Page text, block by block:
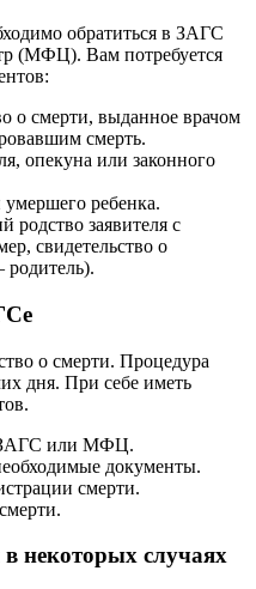
обратиться в ЗАГС
(МФЦ). Вам потребуется
о смерти, выданное врачом
смерть.
опекуна или законного
ребенка.
заявителя с
свидетельство о
родитель).
о смерти. Процедура
дня. При себе иметь
ЗАГС или МФЦ.
документы.
смерти.
некоторых случаях